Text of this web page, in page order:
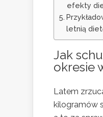
efekty
letnią
Jak
okresie
Latem
kilogramów